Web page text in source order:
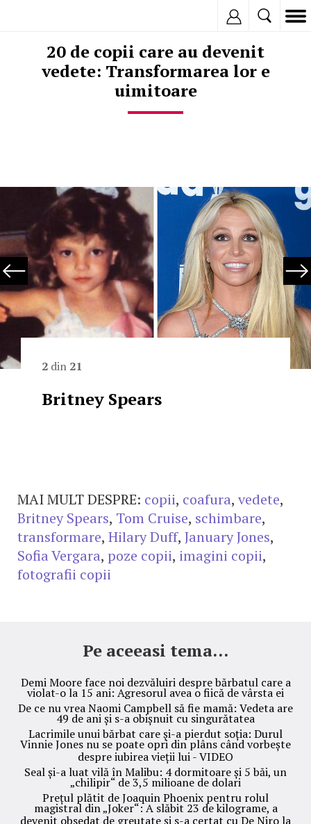
20 de copii care au devenit
vedete: Transformarea lor e
uimitoare
2 din 21
Britney Spears
MAI MULT DESPRE: copii, coafura, vedete,
Britney Spears, Tom Cruise, schimbare,
transformare, Hilary Duff, January Jones,
Sofia Vergara, poze copii, imagini copii,
fotografii copii
Pe aceeasi tema...
Demi Moore face noi dezvăluiri despre bărbatul care a
violat-o la 15 ani: Agresorul avea o fiică de vârsta ei
De ce nu vrea Naomi Campbell să fie mamă: Vedeta are
49 de ani și s-a obișnuit cu singurătatea
Lacrimile unui bărbat care și-a pierdut soția: Durul
Vinnie Jones nu se poate opri din plâns când vorbește
despre iubirea vieții lui - VIDEO
Seal și-a luat vilă în Malibu: 4 dormitoare și 5 băi, un
„chilipir“ de 3,5 milioane de dolari
Prețul plătit de Joaquin Phoenix pentru rolul
magistral din „Joker“: A slăbit 23 de kilograme, a